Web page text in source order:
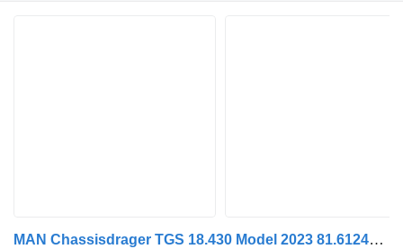
MAN Chassisdrager TGS 18.430 Model 2023 81.61243-0216 voor vrachtwagen